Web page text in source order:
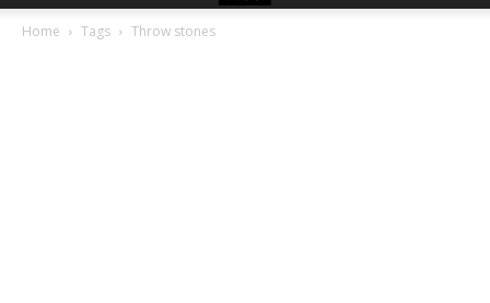
Home Tags Throw stones